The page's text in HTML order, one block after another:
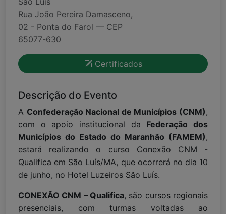
Rua João Pereira Damasceno,
02 - Ponta do Farol — CEP
65077-630
Certificados
Descrição do Evento
A Confederação Nacional de Municípios (CNM),
com o apoio institucional da Federação dos
Municípios do Estado do Maranhão (FAMEM),
estará realizando o curso Conexão CNM -
Qualifica em São Luís/MA, que ocorrerá no dia 10
de junho, no Hotel Luzeiros São Luís.
CONEXÃO CNM – Qualifica, são cursos regionais
presenciais, com turmas voltadas ao